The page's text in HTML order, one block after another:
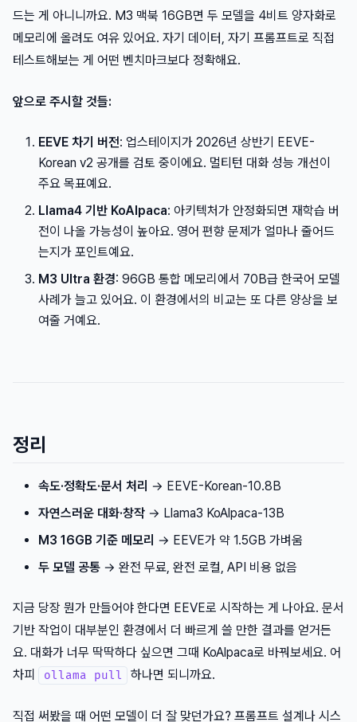
드는 게 아니니까요. M3 맥북 16GB면 두 모델을 4비트 양자화로
메모리에 올려도 여유 있어요. 자기 데이터, 자기 프롬프트로 직접
테스트해보는 게 어떤 벤치마크보다 정확해요.
앞으로 주시할 것들:
EEVE 차기 버전: 업스테이지가 2026년 상반기 EEVE-
Korean v2 공개를 검토 중이에요. 멀티턴 대화 성능 개선이
주요 목표예요.
Llama4 기반 KoAlpaca: 아키텍처가 안정화되면 재학습 버
전이 나올 가능성이 높아요. 영어 편향 문제가 얼마나 줄어드
는지가 포인트예요.
M3 Ultra 환경: 96GB 통합 메모리에서 70B급 한국어 모델
사례가 늘고 있어요. 이 환경에서의 비교는 또 다른 양상을 보
여줄 거예요.
정리
속도·정확도·문서 처리 → EEVE-Korean-10.8B
자연스러운 대화·창작 → Llama3 KoAlpaca-13B
M3 16GB 기준 메모리 → EEVE가 약 1.5GB 가벼움
두 모델 공통 → 완전 무료, 완전 로컬, API 비용 없음
지금 당장 뭔가 만들어야 한다면 EEVE로 시작하는 게 나아요. 문서
기반 작업이 대부분인 환경에서 더 빠르게 쓸 만한 결과를 얻거든
요. 대화가 너무 딱딱하다 싶으면 그때 KoAlpaca로 바꿔보세요. 어
차피
ollama pull 하나면 되니까요.
직접 써봤을 때 어떤 모델이 더 잘 맞던가요? 프롬프트 설계나 시스